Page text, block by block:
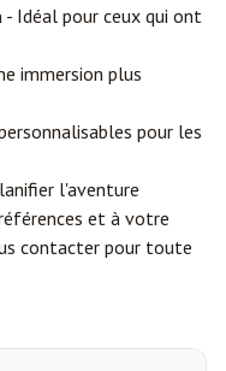
- Idéal pour ceux qui ont
immersion plus
pour les
l'aventure
et à votre
contacter pour toute